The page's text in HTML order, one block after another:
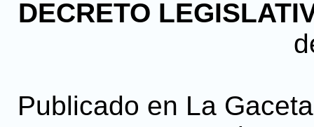
DECRETO
Publicado en La